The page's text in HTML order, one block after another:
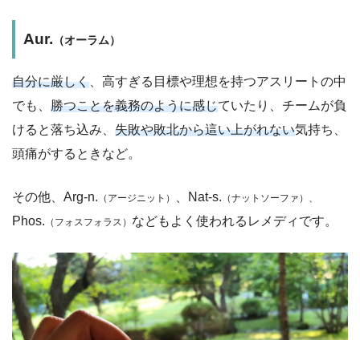
Aur. （オーラム）
自分に厳しく 、高すぎる目標や理想を持つアスリートの中
でも、 勝つことを義務のように感じていたり、チームが負
けると落ち込み、 失敗や敗北から這い上がれない気持ち、
頭痛がするときなど。
その他、Arg-n. （アージニット） 、Nat-s. （ナットソーファ）、
Phos. （フォスフォラス） などもよく使われるレメディです。